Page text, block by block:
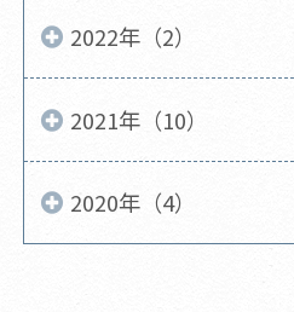
2022年（2）
2021年（10）
2020年（4）